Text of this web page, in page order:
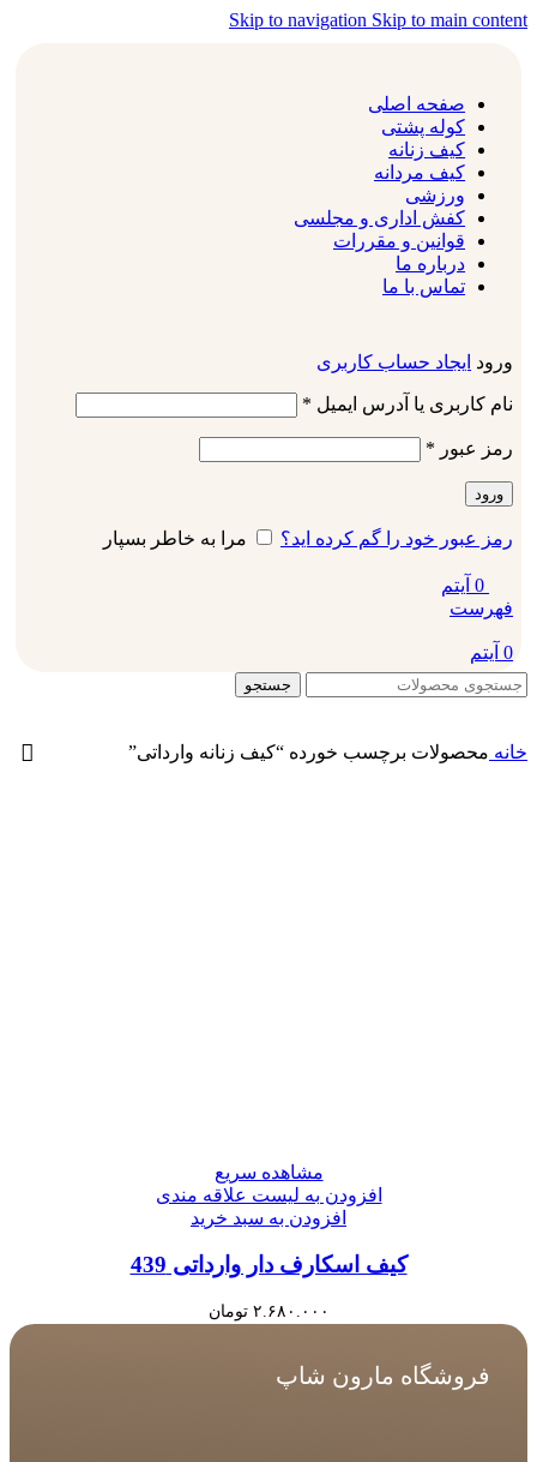
Skip to navigation Skip to main content
صفحه اصلی
کوله پشتی
کیف زنانه
کیف مردانه
ورزشی
کفش اداری و مجلسی
قوانین و مقررات
درباره ما
تماس با ما
ورود ایجاد حساب کاربری
نام کاربری یا آدرس ایمیل *
رمز عبور *
ورود
رمز عبور خود را گم کرده اید؟ مرا به خاطر بسپار
0 آیتم
فهرست
0 آیتم
جستجو
خانه محصولات برچسب خورده “کیف زنانه وارداتی”
مشاهده سریع
افزودن به لیست علاقه مندی
افزودن به سبد خرید
کیف اسکارف دار وارداتی 439
۲.۶۸۰.۰۰۰ تومان
فروشگاه مارون شاپ